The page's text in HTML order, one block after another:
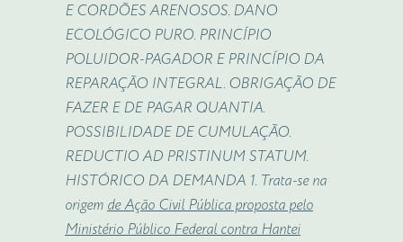
E CORDÕES ARENOSOS. DANO
ECOLÓGICO PURO. PRINCÍPIO
POLUIDOR-PAGADOR E PRINCÍPIO DA
REPARAÇÃO INTEGRAL. OBRIGAÇÃO DE
FAZER E DE PAGAR QUANTIA.
POSSIBILIDADE DE CUMULAÇÃO.
REDUCTIO AD PRISTINUM STATUM.
HISTÓRICO DA DEMANDA 1. Trata-se na
origemde Ação Civil Pública proposta pelo
Ministério Público Federal contra Hantei